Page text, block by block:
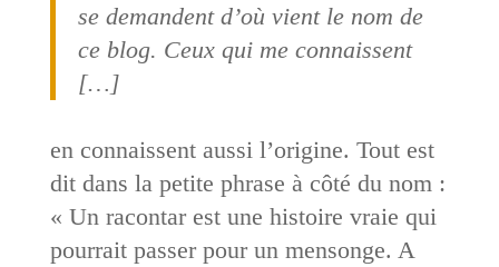
se demandent d’où vient le nom de
ce blog. Ceux qui me connaissent
[…]
en connaissent aussi l’origine. Tout est
dit dans la petite phrase à côté du nom :
« Un racontar est une histoire vraie qui
pourrait passer pour un mensonge. A